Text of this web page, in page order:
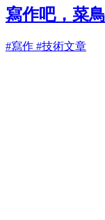
寫作吧，菜
#寫作 #技術文章